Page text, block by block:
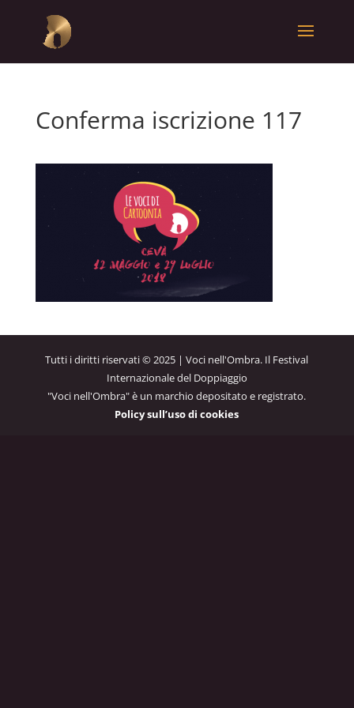
Conferma iscrizione 117
Tutti i diritti riservati © 2025 | Voci nell'Ombra. Il Festival
Internazionale del Doppiaggio
"Voci nell'Ombra" è un marchio depositato e registrato.
Policy sull’uso di cookies